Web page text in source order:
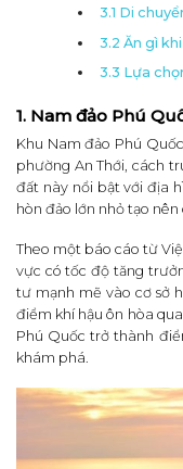
3.1 Di
3.2 Ăn gì
3.3 Lựa
1. Nam đảo Phú
Khu Nam đảo Phú
phường An Thới, cách
đất này nổi bật với địa
hòn đảo lớn nhỏ tạo nên
Theo một báo cáo từ
vực có tốc độ tăng
tư mạnh mẽ vào cơ sở
điểm khí hậu ôn hòa
Phú Quốc trở thành
khám phá.